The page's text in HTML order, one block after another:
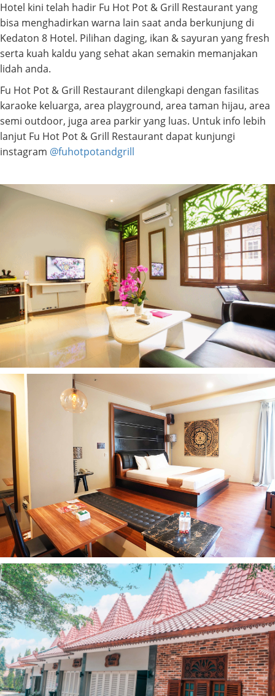
Hotel kini telah hadir Fu Hot Pot & Grill Restaurant yang
bisa menghadirkan warna lain saat anda berkunjung di
Kedaton 8 Hotel. Pilihan daging, ikan & sayuran yang fresh
serta kuah kaldu yang sehat akan semakin memanjakan
lidah anda.
Fu Hot Pot & Grill Restaurant dilengkapi dengan fasilitas
karaoke keluarga, area playground, area taman hijau, area
semi outdoor, juga area parkir yang luas. Untuk info lebih
lanjut Fu Hot Pot & Grill Restaurant dapat kunjungi
instagram @fuhotpotandgrill